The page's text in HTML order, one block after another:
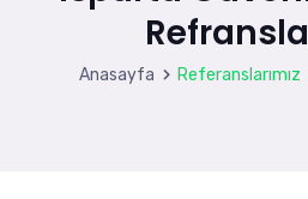
Anasayfa Referanslarımız